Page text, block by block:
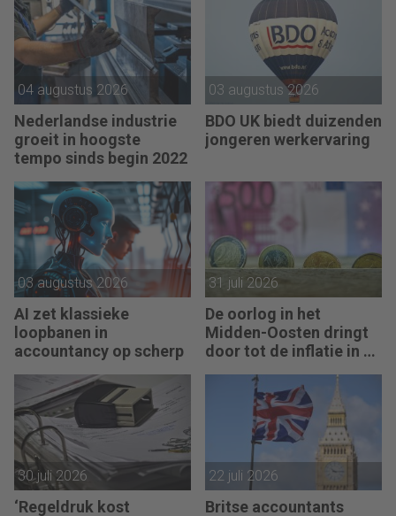
04 augustus 2026
Nederlandse industrie
groeit in hoogste
tempo sinds begin 2022
03 augustus 2026
BDO UK biedt duizenden
jongeren werkervaring
03 augustus 2026
AI zet klassieke
loopbanen in
accountancy op scherp
31 juli 2026
De oorlog in het
Midden-Oosten dringt
door tot de inflatie in de
30 juli 2026
‘Regeldruk kost
22 juli 2026
Britse accountants